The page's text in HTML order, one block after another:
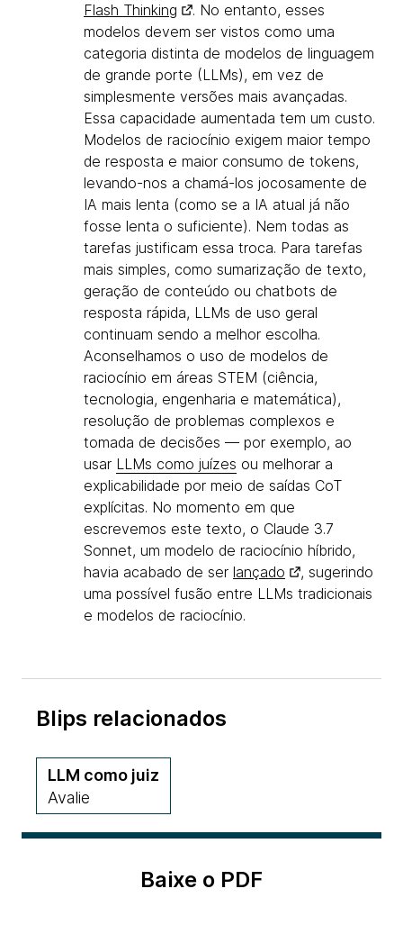
Flash Thinking
. No entanto, esses
modelos devem ser vistos como uma
categoria distinta de modelos de linguagem
de grande porte (LLMs), em vez de
simplesmente versões mais avançadas.
Essa capacidade aumentada tem um custo.
Modelos de raciocínio exigem maior tempo
de resposta e maior consumo de tokens,
levando-nos a chamá-los jocosamente de
IA mais lenta (como se a IA atual já não
fosse lenta o suficiente). Nem todas as
tarefas justificam essa troca. Para tarefas
mais simples, como sumarização de texto,
geração de conteúdo ou chatbots de
resposta rápida, LLMs de uso geral
continuam sendo a melhor escolha.
Aconselhamos o uso de modelos de
raciocínio em áreas STEM (ciência,
tecnologia, engenharia e matemática),
resolução de problemas complexos e
tomada de decisões — por exemplo, ao
usar LLMs como juízes ou melhorar a
explicabilidade por meio de saídas CoT
explícitas. No momento em que
escrevemos este texto, o Claude 3.7
Sonnet, um modelo de raciocínio híbrido,
havia acabado de ser lançado
, sugerindo
uma possível fusão entre LLMs tradicionais
e modelos de raciocínio.
Blips relacionados
LLM como juiz
Avalie
Baixe o PDF